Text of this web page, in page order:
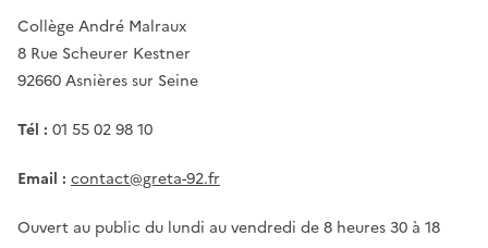
Collège André Malraux
8 Rue Scheurer Kestner
92660 Asnières sur Seine
Tél : 01 55 02 98 10
Email : contact@greta-92.fr
Ouvert au public du lundi au vendredi de 8 heures 30 à 18